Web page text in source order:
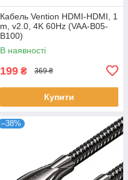
Кабель Vention HDMI-HDMI, 1
m, v2.0, 4K 60Hz (VAA-B05-
B100)
В наявності
199 ₴ 369 ₴
Купити
–38%